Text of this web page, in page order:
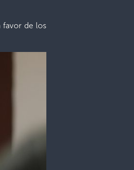
favor de los